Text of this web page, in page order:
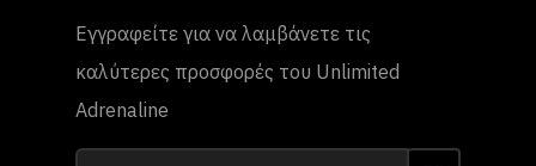
Εγγραφείτε για να λαμβάνετε τις
καλύτερες προσφορές του Unlimited
Adrenaline